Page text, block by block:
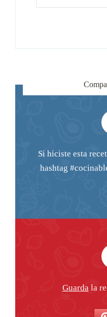
Si hiciste esta
hashtag
Guardala